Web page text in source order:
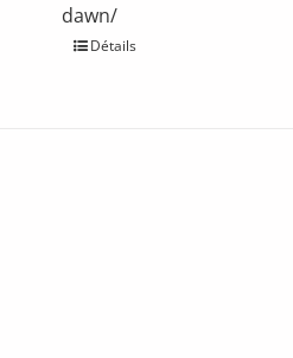
dawn/
CeDétails